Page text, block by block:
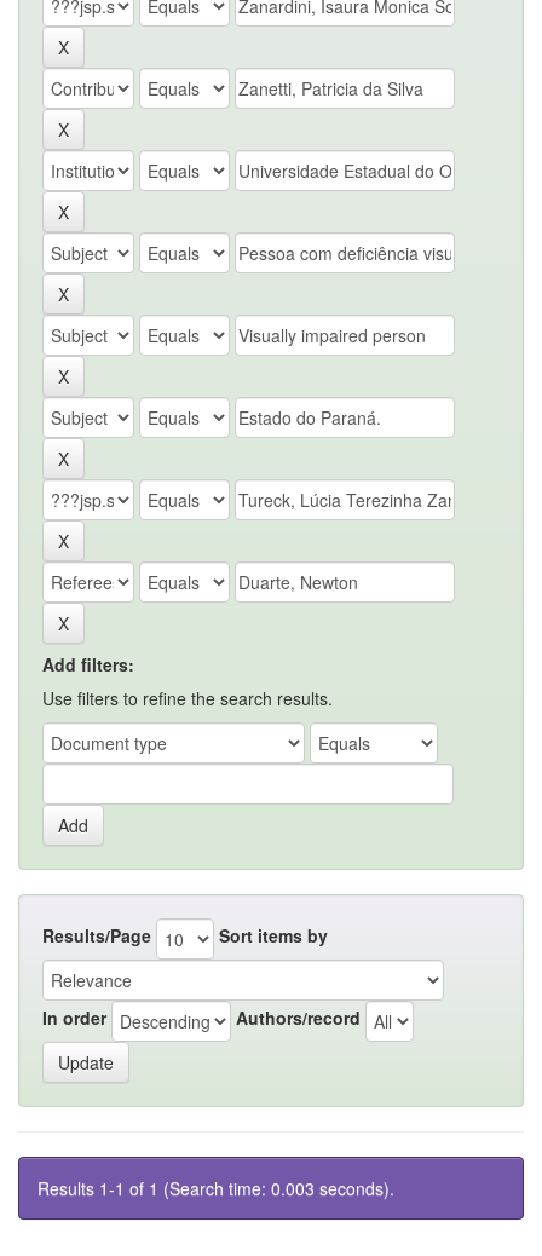
Add filters:
Use filters to refine the search results.
Results/Page Sort items by
In order Authors/record
Results 1-1 of 1 (Search time: 0.003 seconds).